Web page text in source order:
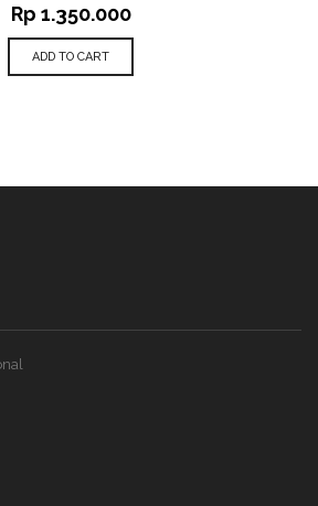
Rp 1.350.000
ADD TO CART